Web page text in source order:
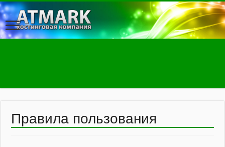
Правила пользования